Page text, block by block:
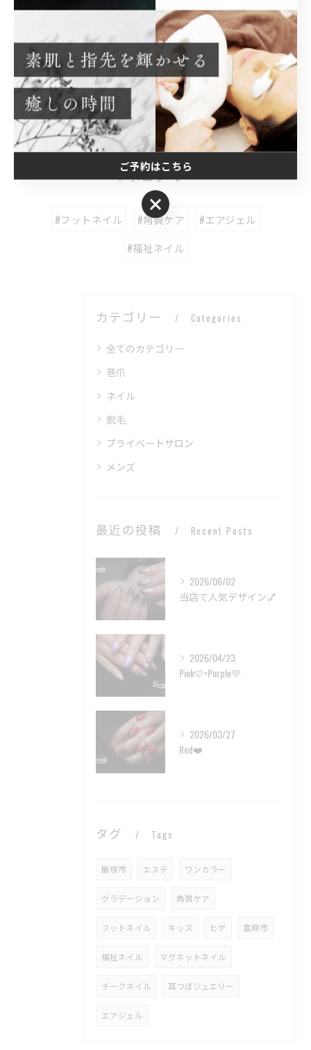
< 前のページ 一覧に戻る 次のページ >
関連タグ
#フットネイル #角質ケア
#エアジェル
#福祉ネイル
カテゴリー Categories
全てのカテゴリー
巻爪
ネイル
脱毛
プライベートサロン
メンズ
最近の投稿 Recent Posts
2026/06/02
当店で人気デザイン💅
2026/04/23
Pink🩷×Purple💜
2026/03/27
Red❤️
タグ Tags
飯塚市 エステ ワンカラー
グラデーション 角質ケア
フットネイル キッズ ヒゲ 嘉麻市
福祉ネイル マグネットネイル
チークネイル 耳つぼジュエリー
エアジェル
ご予約はこちら
ご予約はこちら